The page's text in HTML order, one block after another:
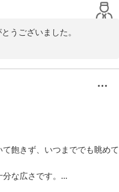
うございました。
めまでご満足いただけたよ
その分、心を込めたおもて
るよう努めております。
とって何より励みになりま
ただけますので、ぜひ機会
飽きず、いつまででも眺めて
な広さです。